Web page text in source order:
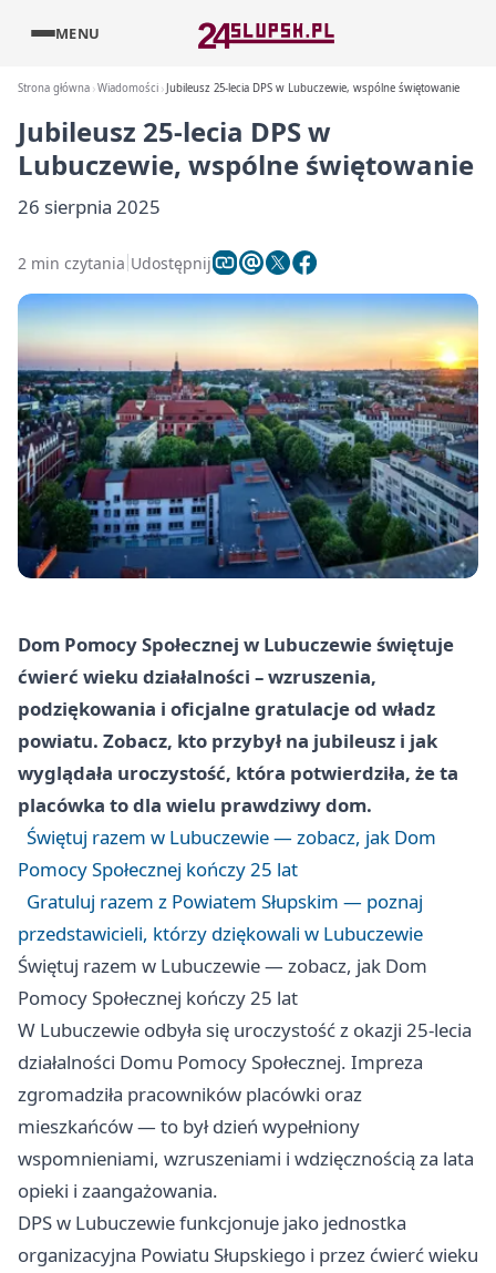
MENU
Strona główna Wiadomości Jubileusz 25-lecia DPS w Lubuczewie, wspólne świętowanie
Jubileusz 25-lecia DPS w
Lubuczewie, wspólne świętowanie
26 sierpnia 2025
2 min czytania Udostępnij
Dom Pomocy Społecznej w Lubuczewie świętuje
ćwierć wieku działalności – wzruszenia,
podziękowania i oficjalne gratulacje od władz
powiatu. Zobacz, kto przybył na jubileusz i jak
wyglądała uroczystość, która potwierdziła, że ta
placówka to dla wielu prawdziwy dom.
Świętuj razem w Lubuczewie — zobacz, jak Dom
Pomocy Społecznej kończy 25 lat
Gratuluj razem z Powiatem Słupskim — poznaj
przedstawicieli, którzy dziękowali w Lubuczewie
Świętuj razem w Lubuczewie — zobacz, jak Dom
Pomocy Społecznej kończy 25 lat
W Lubuczewie odbyła się uroczystość z okazji 25-lecia
działalności Domu Pomocy Społecznej. Impreza
zgromadziła pracowników placówki oraz
mieszkańców — to był dzień wypełniony
wspomnieniami, wzruszeniami i wdzięcznością za lata
opieki i zaangażowania.
DPS w Lubuczewie funkcjonuje jako jednostka
organizacyjna Powiatu Słupskiego i przez ćwierć wieku